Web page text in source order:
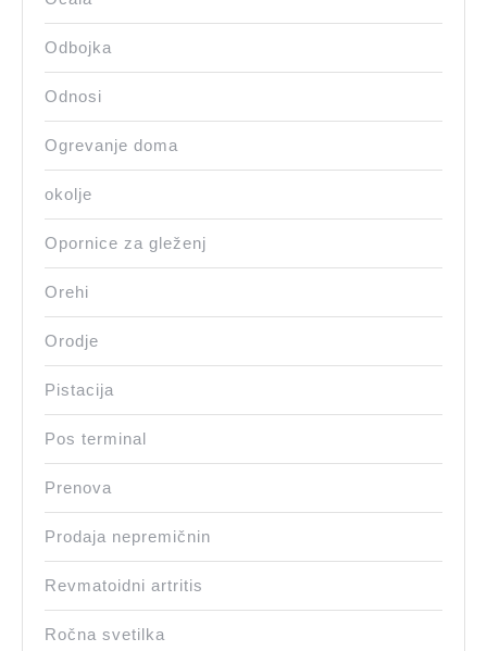
Odbojka
Odnosi
Ogrevanje doma
okolje
Opornice za gleženj
Orehi
Orodje
Pistacija
Pos terminal
Prenova
Prodaja nepremičnin
Revmatoidni artritis
Ročna svetilka